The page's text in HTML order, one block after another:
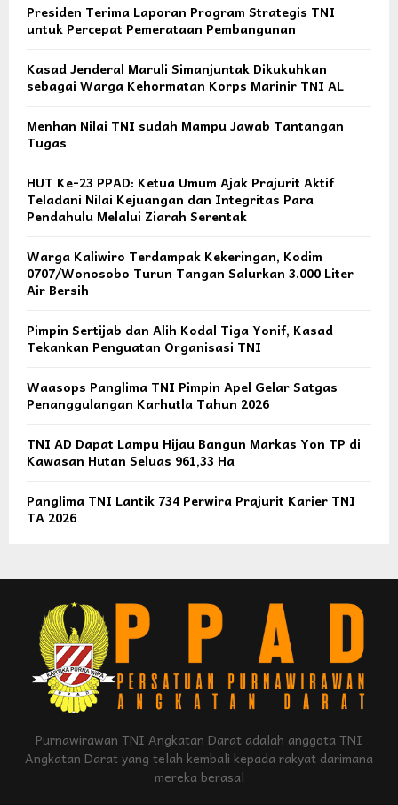
Presiden Terima Laporan Program Strategis TNI
untuk Percepat Pemerataan Pembangunan
Kasad Jenderal Maruli Simanjuntak Dikukuhkan
sebagai Warga Kehormatan Korps Marinir TNI AL
Menhan Nilai TNI sudah Mampu Jawab Tantangan
Tugas
HUT Ke-23 PPAD: Ketua Umum Ajak Prajurit Aktif
Teladani Nilai Kejuangan dan Integritas Para
Pendahulu Melalui Ziarah Serentak
Warga Kaliwiro Terdampak Kekeringan, Kodim
0707/Wonosobo Turun Tangan Salurkan 3.000 Liter
Air Bersih
Pimpin Sertijab dan Alih Kodal Tiga Yonif, Kasad
Tekankan Penguatan Organisasi TNI
Waasops Panglima TNI Pimpin Apel Gelar Satgas
Penanggulangan Karhutla Tahun 2026
TNI AD Dapat Lampu Hijau Bangun Markas Yon TP di
Kawasan Hutan Seluas 961,33 Ha
Panglima TNI Lantik 734 Perwira Prajurit Karier TNI
TA 2026
Purnawirawan TNI Angkatan Darat adalah anggota TNI
Angkatan Darat yang telah kembali kepada rakyat darimana
mereka berasal